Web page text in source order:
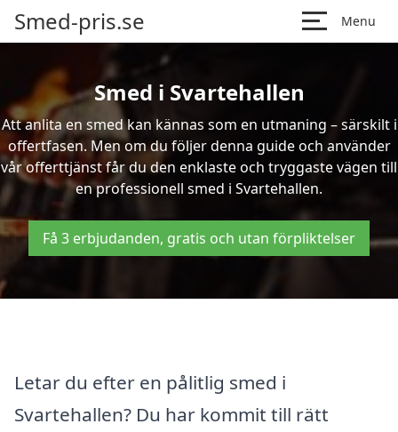
Smed-pris.se Menu
Smed i Svartehallen
Att anlita en smed kan kännas som en utmaning – särskilt i
offertfasen. Men om du följer denna guide och använder
vår offerttjänst får du den enklaste och tryggaste vägen till
en professionell smed i Svartehallen.
Få 3 erbjudanden, gratis och utan förpliktelser
Letar du efter en pålitlig smed i
Svartehallen? Du har kommit till rätt